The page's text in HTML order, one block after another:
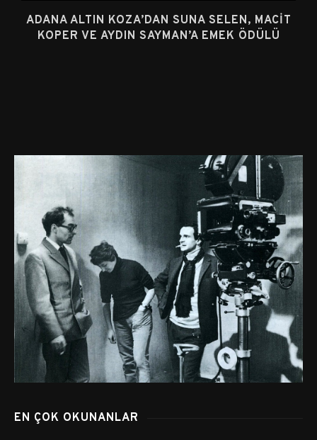
ADANA ALTIN KOZA’DAN SUNA SELEN, MACIT
KOPER VE AYDIN SAYMAN’A EMEK ÖDÜLÜ
EN ÇOK OKUNANLAR